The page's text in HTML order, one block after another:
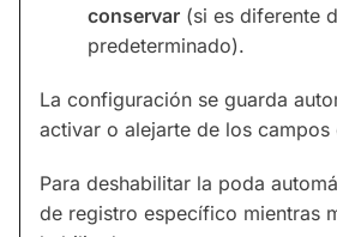
conservar (si es diferente
predeterminado).
La configuración se guarda
activar o alejarte de los campos
Para deshabilitar la poda
de registro específico mientras